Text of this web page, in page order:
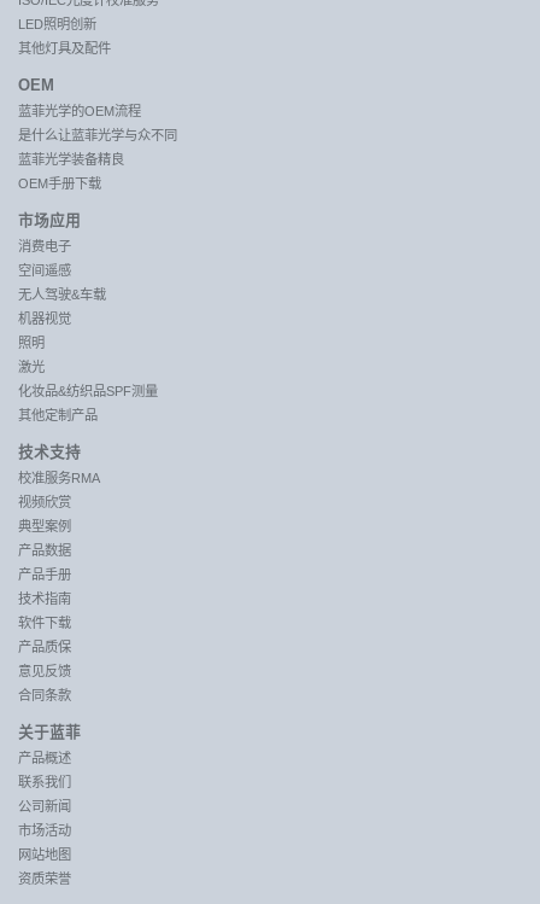
LED照明创新
其他灯具及配件
OEM
蓝菲光学的OEM流程
是什么让蓝菲光学与众不同
蓝菲光学装备精良
OEM手册下载
市场应用
消费电子
空间遥感
无人驾驶&车载
机器视觉
照明
激光
化妆品&纺织品SPF测量
其他定制产品
技术支持
校准服务RMA
视频欣赏
典型案例
产品数据
产品手册
技术指南
软件下载
产品质保
意见反馈
合同条款
关于蓝菲
产品概述
联系我们
公司新闻
市场活动
网站地图
资质荣誉